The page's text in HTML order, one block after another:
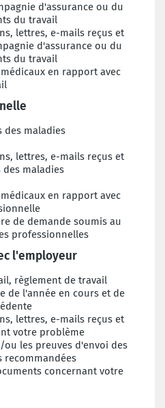
d'assurance ou du
du travail
lettres, e-mails reçus et
d'assurance ou du
du travail
en rapport avec
des maladies
lettres, e-mails reçus et
des maladies
en rapport avec
de demande soumis au
professionnelles
l'employeur
règlement de travail
de l'année en cours et de
lettres, e-mails reçus et
votre problème
ou les preuves d'envoi des
recommandées
concernant votre